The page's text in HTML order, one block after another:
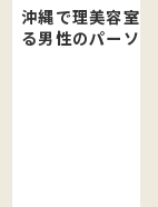
沖縄で理美容室
る男性のパーソ